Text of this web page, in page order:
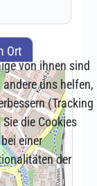
von ihnen sind
uns helfen,
(Tracking
die Cookies
einer
der